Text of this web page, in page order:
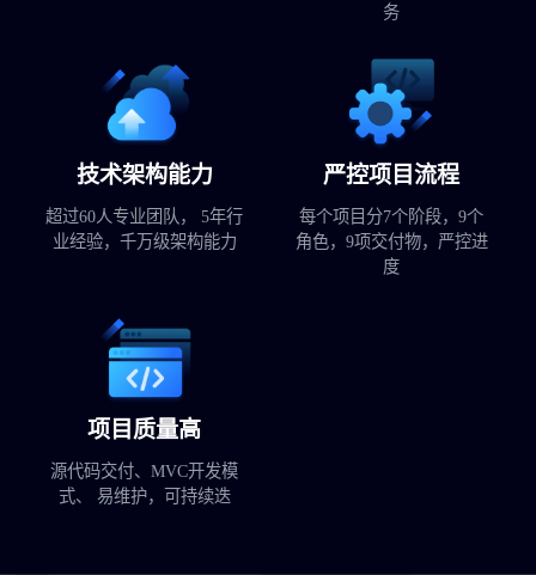
务
技术架构能力
超过60人专业团队， 5年行
业经验，千万级架构能力
严控项目流程
每个项目分7个阶段，9个
角色，9项交付物，严控进
度
项目质量高
源代码交付、MVC开发模
式、 易维护，可持续迭